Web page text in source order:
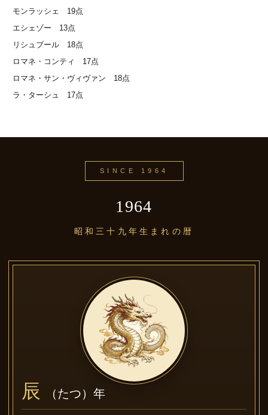
モンラッシェ 19点
エシェゾー 13点
リシュブール 18点
ロマネ・コンティ 17点
ロマネ・サン・ヴィヴァン 18点
ラ・ターシュ 17点
SINCE 1964
1964
昭和三十九年生まれの暦
辰 （たつ）年